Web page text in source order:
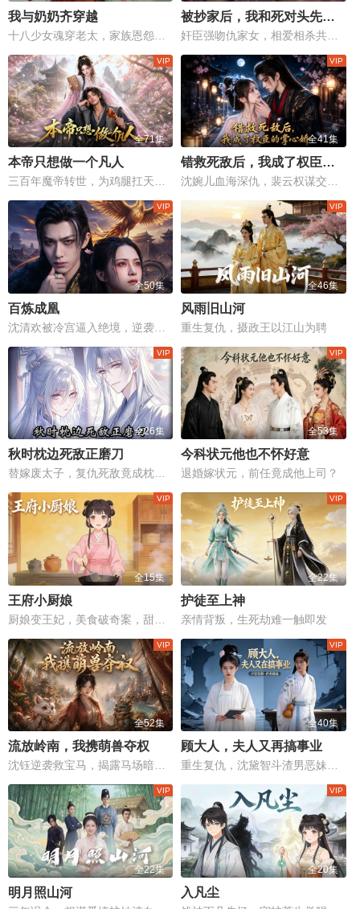
我与奶奶齐穿越 被抄家后，我和死对头先婚后爱了
全71集
本帝只想做一个凡人
全41集
错救死敌后，我成了权臣的掌心娇
全50集
百炼成凰
全46集
风雨旧山河
重生复仇，摄政王以江山为聘
全26集
秋时枕边死敌正磨刀
全53集
今科状元他也不怀好意
退婚嫁状元，前任竟成他上司？
全15集
王府小厨娘
全22集
护徒至上神
亲情背叛，生死劫难一触即发
全52集
流放岭南，我携萌兽夺权
沈钰逆袭救宝马，揭露马场暗害真凶，赌上自由与性命！
全40集
顾大人，夫人又再搞事业
重生复仇，沈黛智斗渣男恶妹，夺回一切！
全22集
明月照山河
全20集
入凡尘